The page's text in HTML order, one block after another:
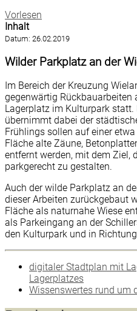
Vorlesen
Inhalt
Datum: 26.02.2019
Wilder Parkplatz an der
Im Bereich der Kreuzung
gegenwärtig Rückbauarbeiten
Lagerplatz im Kulturpark statt.
übernimmt dabei der
Frühlings sollen auf einer
Fläche alte Zäune,
entfernt werden, mit dem Ziel,
parkgerecht zu gestalten.
Auch der wilde Parkplatz an
dieser Arbeiten zurückgebaut
Fläche als naturnahe Wiese
als Parkeingang an der
den Kulturpark und in
digitaler Stadtplan mit
Lagerplatzes
Wissenswertes rund um